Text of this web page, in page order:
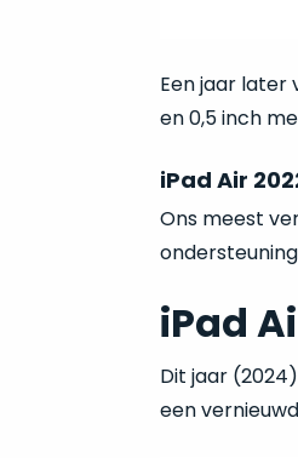
Een jaar later
en 0,5 inch
iPad Air
Ons meest
iPad
Dit jaar
een